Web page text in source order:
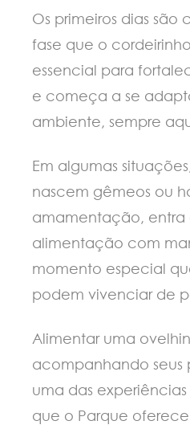
Os primeiros dias são
fase que o
essencial para
e começa a se
ambiente, sempre
Em algumas
nascem gêmeos ou
amamentação, entra
alimentação com
momento especial
podem vivenciar de
Alimentar uma
acompanhando seus
uma das
que o Parque